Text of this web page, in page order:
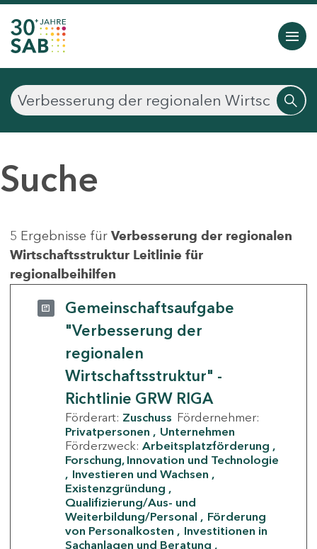
Suche
5 Ergebnisse für Verbesserung der regionalen
Wirtschaftsstruktur Leitlinie für
regionalbeihilfen
Gemeinschaftsaufgabe
"Verbesserung der
regionalen
Wirtschaftsstruktur" -
Richtlinie GRW RIGA
Förderart: Zuschuss Fördernehmer:
Privatpersonen
Unternehmen
Förderzweck: Arbeitsplatzförderung
Forschung, Innovation und Technologie
Investieren und Wachsen
Existenzgründung
Qualifizierung/Aus- und
Weiterbildung/Personal
Förderung
von Personalkosten
Investitionen in
Sachanlagen und Beratung